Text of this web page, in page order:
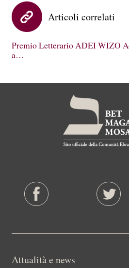
Articoli correlati
Premio Letterario ADEI WIZO
a…
Attualità e news